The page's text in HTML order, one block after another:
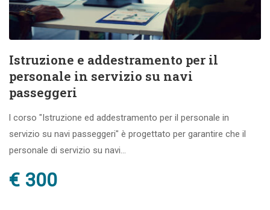
Istruzione e addestramento per il
personale in servizio su navi
passeggeri
l corso "Istruzione ed addestramento per il personale in
servizio su navi passeggeri" è progettato per garantire che il
personale di servizio su navi...
€ 300